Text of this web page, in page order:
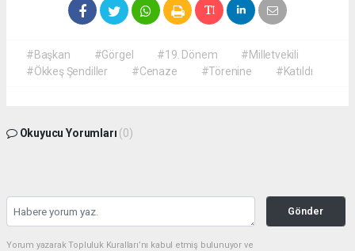
#Başkan #Görgel #19. Dönem
#Milletvekili
#Ökkeş Şendiller
#Cenaze #Törenine #Katıldı
Okuyucu Yorumları (0)
Gönder
Yorum yazarak Topluluk Kuralları’nı kabul etmiş bulunuyor ve